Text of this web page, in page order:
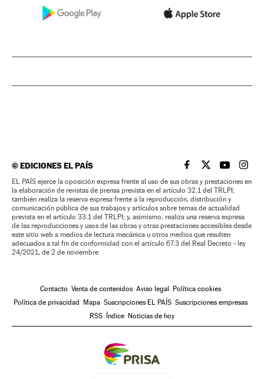
©EDICIONES EL PAÍS EL PAÍS BRASIL EN
EL PAÍSEL PAÍS
EL
EL PAÍS ejerce la oposición expresa frente al uso de sus obras y prestaciones en
la elaboración de revistas de prensa prevista en el artículo 32.1 del TRLPI;
también realiza la reserva expresa frente a la reproducción, distribución y
comunicación pública de sus trabajos y artículos sobre temas de actualidad
prevista en el artículo 33.1 del TRLPI; y, asimismo, realiza una reserva expresa
de las reproducciones y usos de las obras y otras prestaciones accesibles desde
este sitio web a medios de lectura mecánica u otros medios que resulten
adecuados a tal fin de conformidad con el artículo 67.3 del Real Decreto - ley
24/2021, de 2 de noviembre
Contacto Venta de contenidos Aviso legal Política cookies
Política de privacidad Mapa Suscripciones EL PAÍS Suscripciones empresas
RSS Índice Noticias de hoy